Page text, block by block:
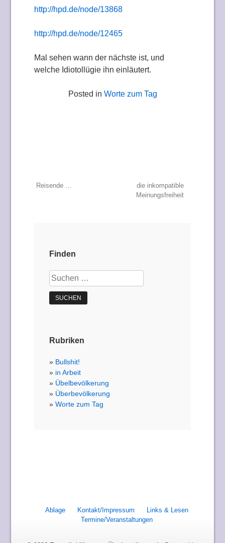
http://hpd.de/node/13868
http://hpd.de/node/12465
Mal sehen wann der nächste ist, und
welche Idiotollügie ihn einläutert.
Posted in Worte zum Tag
Beitragsnavigation
Reisende …
die inkompatible
Meinungsfreiheit
Finden
Suchen
nach:
Rubriken
Bullshit!
in Arbeit
Übelbevölkerung
Überbevölkerung
Worte zum Tag
Ablage Kontakt/Impressum
Links & Lesen
Termine/Veranstaltungen